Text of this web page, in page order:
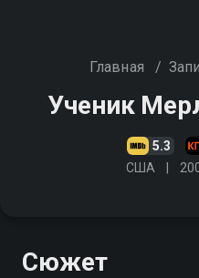
Главная /
Ученик
5.3
США
Сюжет